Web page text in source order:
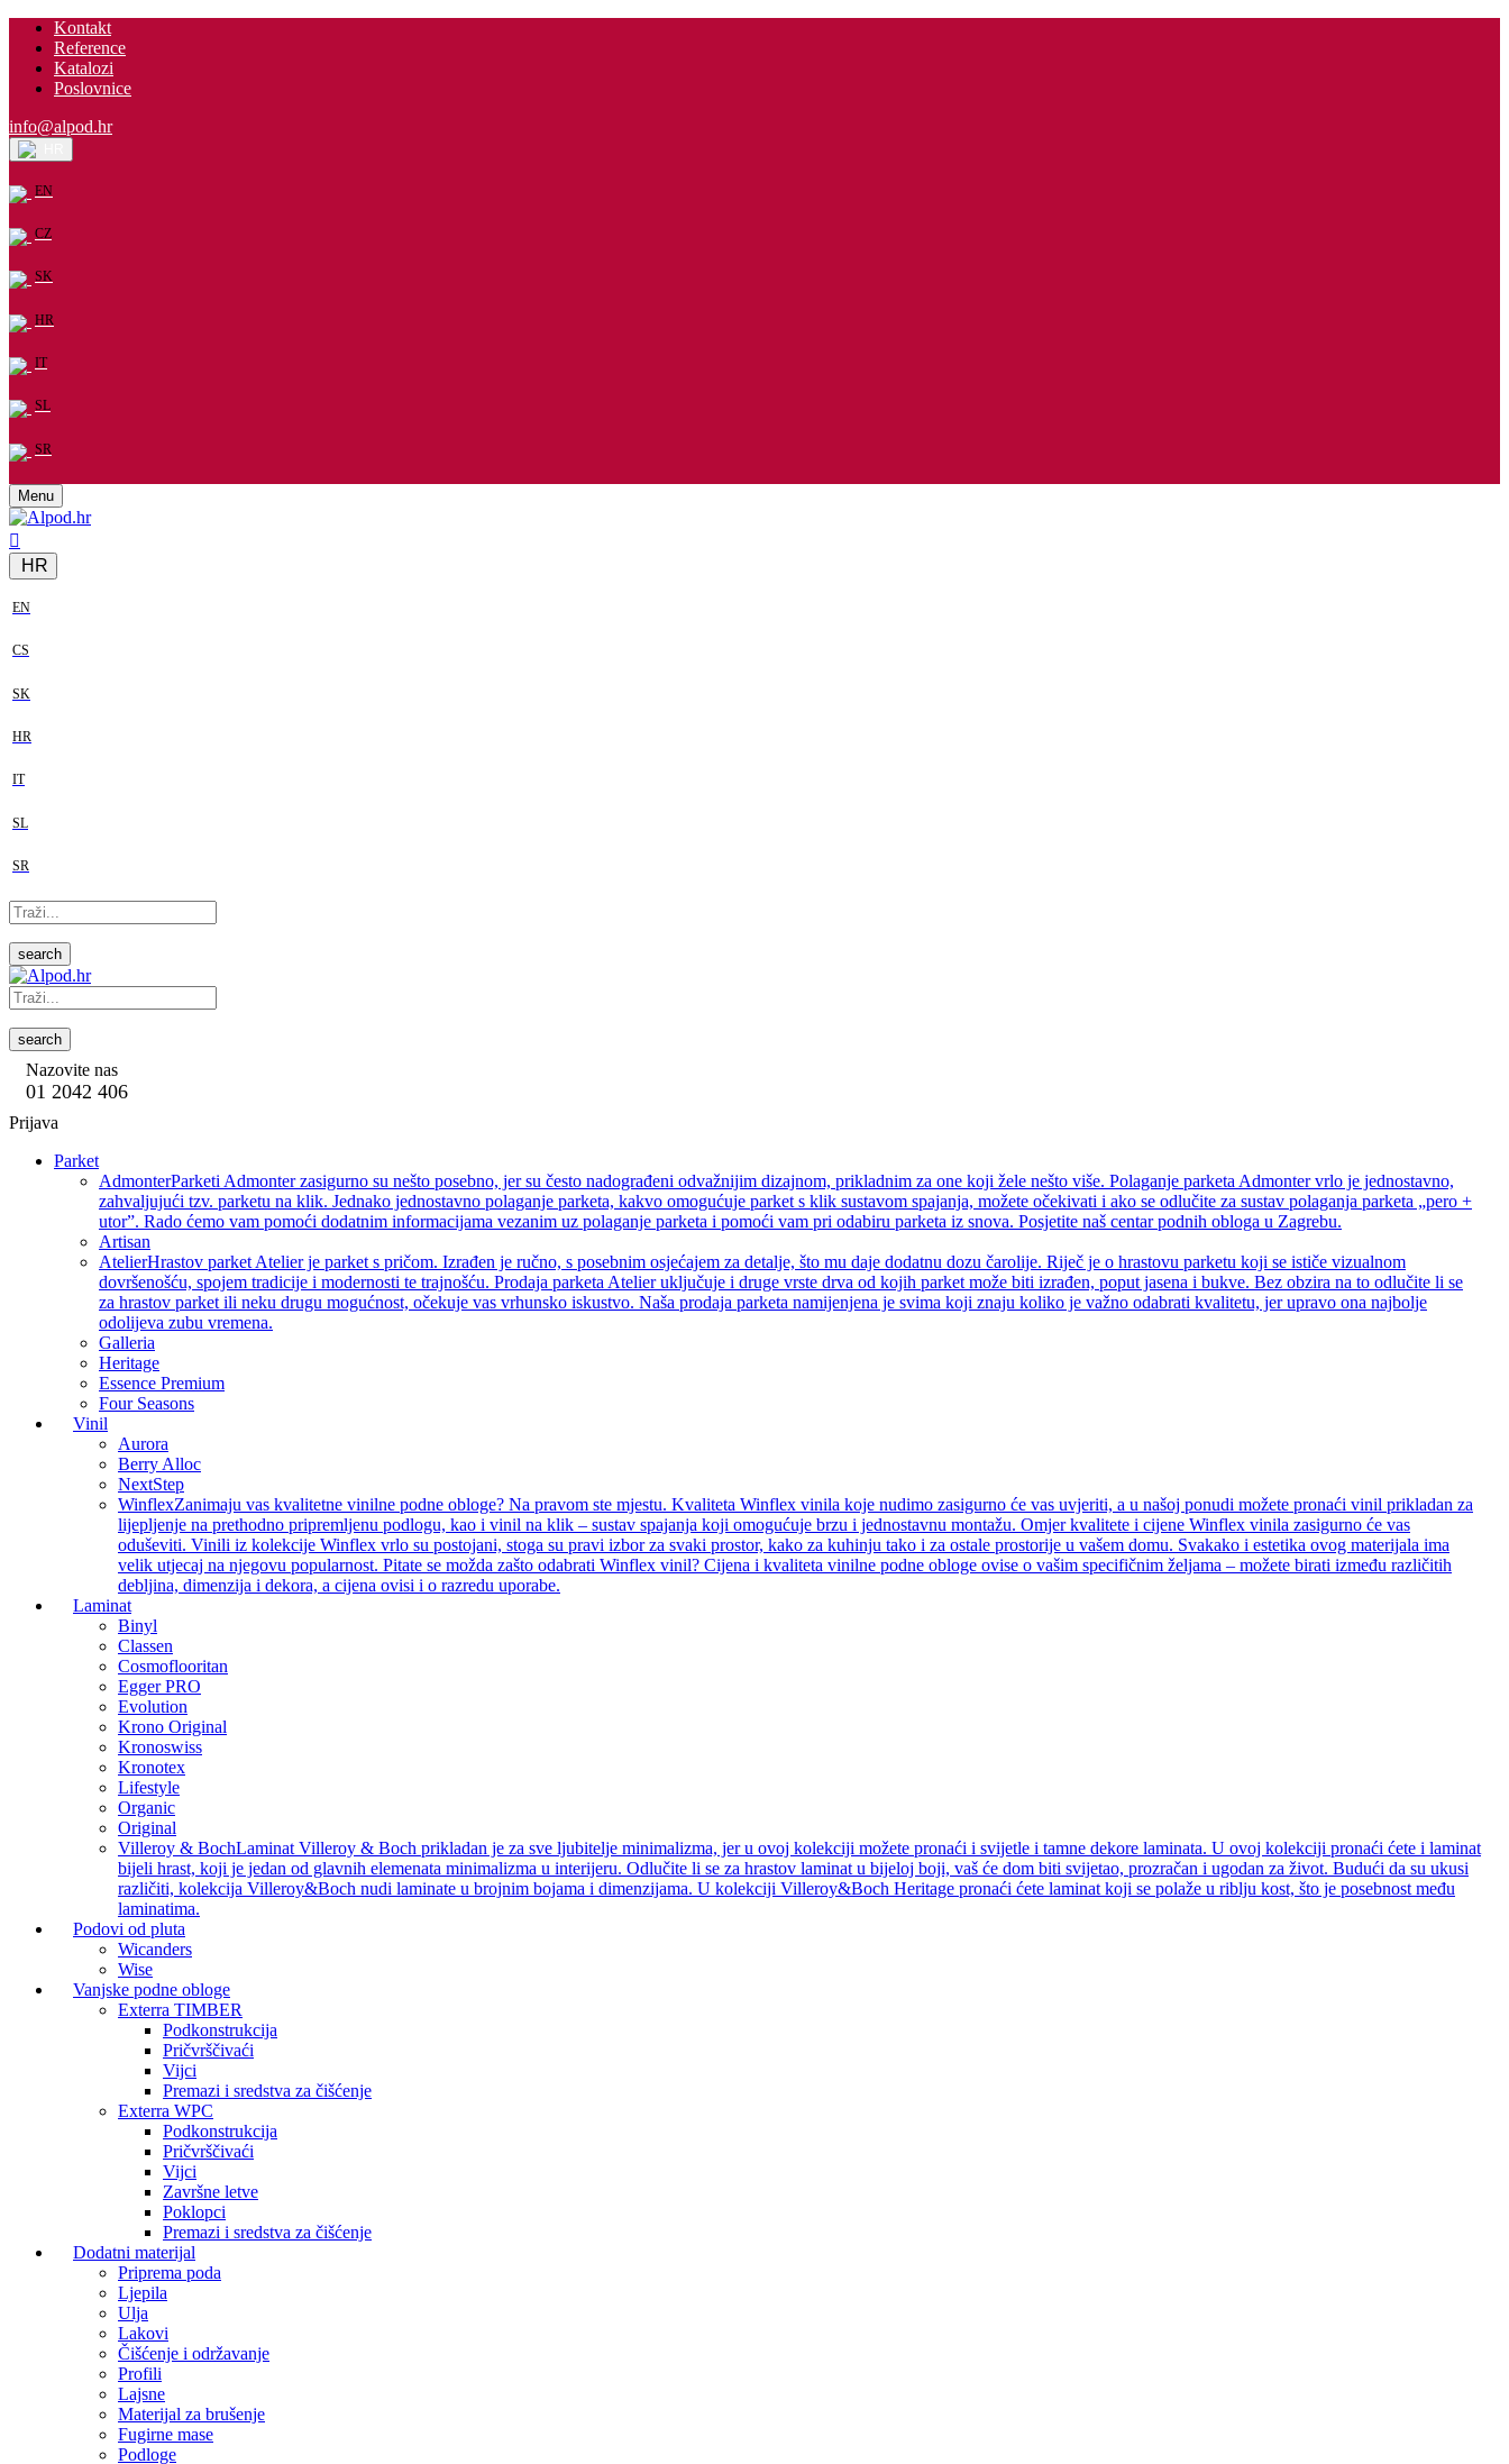
Kontakt
Reference
Katalozi
Poslovnice
info@alpod.hr
EN
CZ
SK
HR
IT
SL
SR
Menu
HR
EN
CS
SK
HR
IT
SL
SR
search
search
Nazovite nas
01 2042 406
Prijava
Parket
AdmonterParketi Admonter zasigurno su nešto posebno, jer su često nadograđeni odvažnijim dizajnom, prikladnim za one koji žele nešto više. Polaganje parketa Admonter vrlo je jednostavno,
zahvaljujući tzv. parketu na klik. Jednako jednostavno polaganje parketa, kakvo omogućuje parket s klik sustavom spajanja, možete očekivati i ako se odlučite za sustav polaganja parketa „pero +
utor”. Rado ćemo vam pomoći dodatnim informacijama vezanim uz polaganje parketa i pomoći vam pri odabiru parketa iz snova. Posjetite naš centar podnih obloga u Zagrebu.
Artisan
AtelierHrastov parket Atelier je parket s pričom. Izrađen je ručno, s posebnim osjećajem za detalje, što mu daje dodatnu dozu čarolije. Riječ je o hrastovu parketu koji se ističe vizualnom
dovršenošću, spojem tradicije i modernosti te trajnošću. Prodaja parketa Atelier uključuje i druge vrste drva od kojih parket može biti izrađen, poput jasena i bukve. Bez obzira na to odlučite li se
za hrastov parket ili neku drugu mogućnost, očekuje vas vrhunsko iskustvo. Naša prodaja parketa namijenjena je svima koji znaju koliko je važno odabrati kvalitetu, jer upravo ona najbolje
odolijeva zubu vremena.
Galleria
Heritage
Essence Premium
Four Seasons
Vinil
Aurora
Berry Alloc
NextStep
WinflexZanimaju vas kvalitetne vinilne podne obloge? Na pravom ste mjestu. Kvaliteta Winflex vinila koje nudimo zasigurno će vas uvjeriti, a u našoj ponudi možete pronaći vinil prikladan za
lijepljenje na prethodno pripremljenu podlogu, kao i vinil na klik – sustav spajanja koji omogućuje brzu i jednostavnu montažu. Omjer kvalitete i cijene Winflex vinila zasigurno će vas
oduševiti. Vinili iz kolekcije Winflex vrlo su postojani, stoga su pravi izbor za svaki prostor, kako za kuhinju tako i za ostale prostorije u vašem domu. Svakako i estetika ovog materijala ima
velik utjecaj na njegovu popularnost. Pitate se možda zašto odabrati Winflex vinil? Cijena i kvaliteta vinilne podne obloge ovise o vašim specifičnim željama – možete birati između različitih
debljina, dimenzija i dekora, a cijena ovisi i o razredu uporabe.
Laminat
Binyl
Classen
Cosmoflooritan
Egger PRO
Evolution
Krono Original
Kronoswiss
Kronotex
Lifestyle
Organic
Original
Villeroy & BochLaminat Villeroy & Boch prikladan je za sve ljubitelje minimalizma, jer u ovoj kolekciji možete pronaći i svijetle i tamne dekore laminata. U ovoj kolekciji pronaći ćete i laminat
bijeli hrast, koji je jedan od glavnih elemenata minimalizma u interijeru. Odlučite li se za hrastov laminat u bijeloj boji, vaš će dom biti svijetao, prozračan i ugodan za život. Budući da su ukusi
različiti, kolekcija Villeroy&Boch nudi laminate u brojnim bojama i dimenzijama. U kolekciji Villeroy&Boch Heritage pronaći ćete laminat koji se polaže u riblju kost, što je posebnost među
laminatima.
Podovi od pluta
Wicanders
Wise
Vanjske podne obloge
Exterra TIMBER
Podkonstrukcija
Pričvrščivaći
Vijci
Premazi i sredstva za čišćenje
Exterra WPC
Podkonstrukcija
Pričvrščivaći
Vijci
Završne letve
Poklopci
Premazi i sredstva za čišćenje
Dodatni materijal
Priprema poda
Ljepila
Ulja
Lakovi
Čišćenje i održavanje
Profili
Lajsne
Materijal za brušenje
Fugirne mase
Podloge